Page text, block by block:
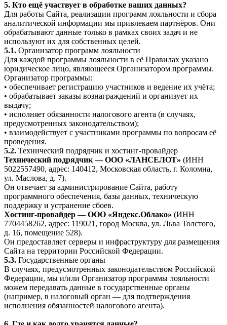
5. Кто ещё участвует в обработке ваших данных?
Для работы Сайта, реализации программ лояльности и сбора
аналитической информации мы привлекаем партнёров. Они
обрабатывают данные только в рамках своих задач и не
используют их для собственных целей.
5.1. Организатор программ лояльности
Для каждой программы лояльности в её Правилах указано
юридическое лицо, являющееся Организатором программы.
Организатор программы:
• обеспечивает регистрацию участников и ведение их учёта;
• обрабатывает заказы вознаграждений и организует их
выдачу;
• исполняет обязанности налогового агента (в случаях,
предусмотренных законодательством);
• взаимодействует с участниками программы по вопросам её
проведения.
5.2. Технический подрядчик и хостинг-провайдер
Технический подрядчик — ООО «ЛАНСЕЛОТ» (ИНН
5022557490, адрес: 140412, Московская область, г. Коломна,
ул. Маслова, д. 7).
Он отвечает за администрирование Сайта, работу
программного обеспечения, базы данных, техническую
поддержку и устранение сбоев.
Хостинг-провайдер — ООО «Яндекс.Облако» (ИНН
7704458262, адрес: 119021, город Москва, ул. Льва Толстого,
д. 16, помещение 528).
Он предоставляет серверы и инфраструктуру для размещения
Сайта на территории Российской Федерации.
5.3. Государственные органы
В случаях, предусмотренных законодательством Российской
Федерации, мы и/или Организатор программы лояльности
можем передавать данные в государственные органы
(например, в налоговый орган — для подтверждения
исполнения обязанностей налогового агента).